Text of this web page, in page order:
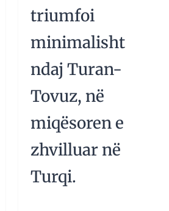
triumfoi
minimalisht
ndaj Turan-
Tovuz, në
miqësoren e
zhvilluar në
Turqi.